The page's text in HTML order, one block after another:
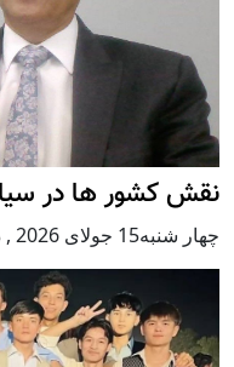
نقش کشور ها در
چهار شنبه15 جولای 2026 ,